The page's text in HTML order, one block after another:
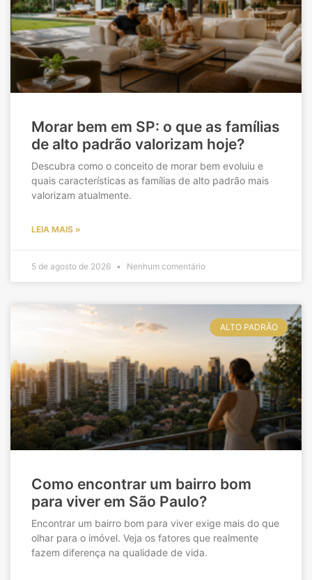
Morar bem em SP: o que as famílias
de alto padrão valorizam hoje?
Descubra como o conceito de morar bem evoluiu e
quais características as famílias de alto padrão mais
valorizam atualmente.
LEIA MAIS »
5 de agosto de 2026 Nenhum comentário
ALTO PADRÃO
Como encontrar um bairro bom
para viver em São Paulo?
Encontrar um bairro bom para viver exige mais do que
olhar para o imóvel. Veja os fatores que realmente
fazem diferença na qualidade de vida.